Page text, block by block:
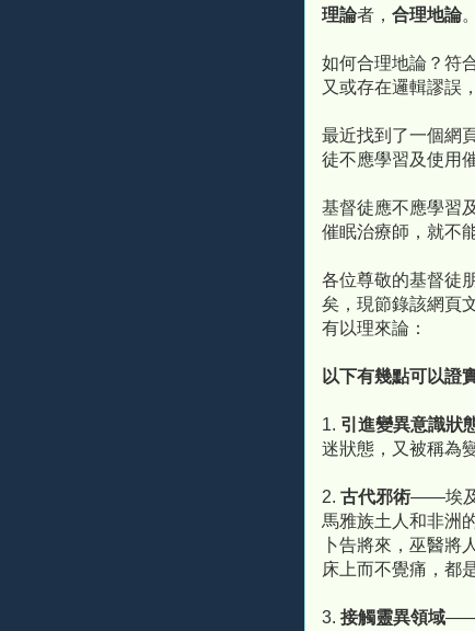
理論者， 合理地論。
如何合理地論？符
又或存在邏輯謬誤
最近找到了一個網
徒不應學習及使用
基督徒應不應學習
催眠治療師，就不
各位尊敬的基督徒
矣，現節錄該網頁
有以理來論：
以下有幾點可以證
1. 引進變異意識狀
迷狀態，又被稱為
2. 古代邪術——埃及
馬雅族土人和非洲
卜告將來，巫醫將
床上而不覺痛，都
3. 接觸靈異領域——